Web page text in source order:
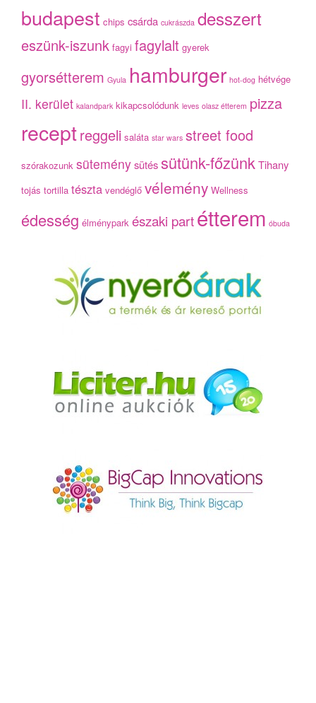
budapest chips csárda cukrászda desszert
eszünk-iszunk fagyi fagylalt gyerek
gyorsétterem Gyula hamburger hot-dog hétvége
II. kerület kalandpark kikapcsolódunk leves olasz étterem pizza
receptreggeli saláta star wars street food
szórakozunk süteménysütéssütünk-főzünkTihany
tojás tortilla tészta vendéglő vélemény Wellness
édesség élménypark északi partétterem óbuda